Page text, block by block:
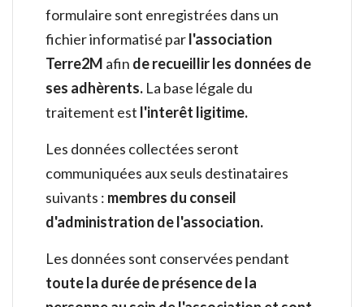
formulaire sont enregistrées dans un
fichier informatisé parl'association
Terre2M afin de recueillir les données de
ses adhèrents. La base légale du
traitement est l'interêt ligitime.
Les données collectées seront
communiquées aux seuls destinataires
suivants : membres du conseil
d'administration de l'association.
Les données sont conservées pendant
toute la durée de présence de la